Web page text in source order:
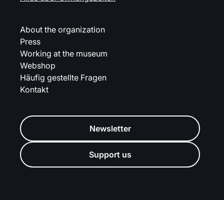
About the organization
Press
Working at the museum
Webshop
Häufig gestellte Fragen
Kontakt
Newsletter
Support us